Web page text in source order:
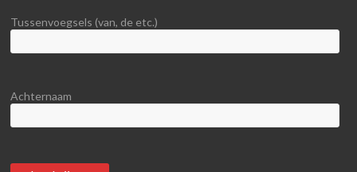
Tussenvoegsels (van, de etc.)
Achternaam